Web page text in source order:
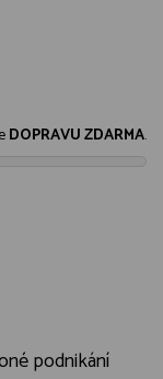
DOPRAVU ZDARMA.
podnikání